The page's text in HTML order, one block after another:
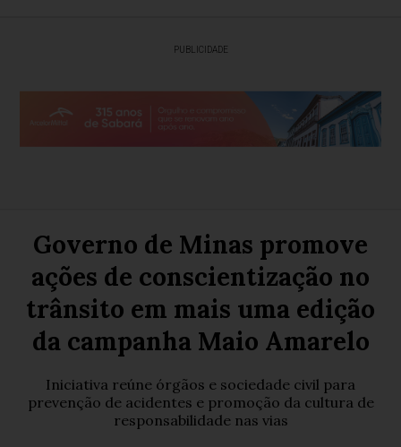
PUBLICIDADE
Governo de Minas promove
ações de conscientização no
trânsito em mais uma edição
da campanha Maio Amarelo
Iniciativa reúne órgãos e sociedade civil para
prevenção de acidentes e promoção da cultura de
responsabilidade nas vias